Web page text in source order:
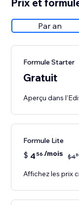
Par an
Formule Starter
Gratuit
Aperçu dans
Formule Lite
$ 4 56 /mois $4
Affichez les prix